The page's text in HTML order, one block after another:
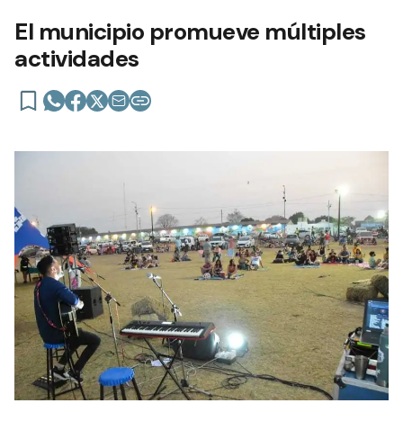
El municipio promueve múltiples
actividades